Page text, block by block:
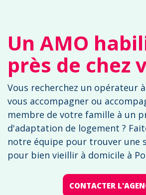
Un AMO
près de chez
Vous recherchez un opérateur
vous accompagner ou
membre de votre famille à un
d'adaptation de logement ?
notre équipe pour trouver une
pour bien vieillir à domicile à
CONTACTER